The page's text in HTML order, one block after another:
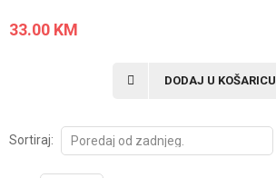
33.00 KM
DODAJ U KOŠARICU
Sortiraj: